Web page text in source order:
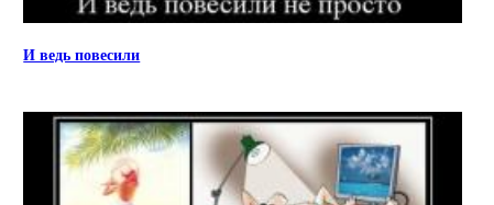
И ведь повесили